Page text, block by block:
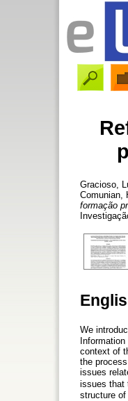
Gracioso,
Comunian
formação
We
context of
the
issues
issues that
structure